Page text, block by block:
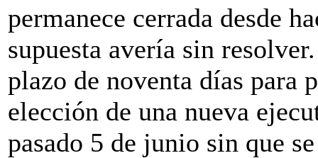
permanece cerrada desde
supuesta avería sin
plazo de noventa días para
elección de una nueva
pasado 5 de junio sin que